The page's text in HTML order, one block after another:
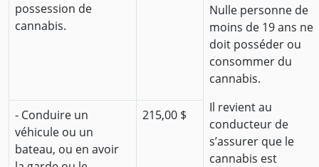
Nulle personne de
moins de 19 ans ne
doit posséder ou
consommer du
cannabis.
Il revient au
conducteur de
s’assurer que le
cannabis est
possession de
cannabis.
- Conduire un
véhicule ou un
bateau, ou en avoir
215,00 $